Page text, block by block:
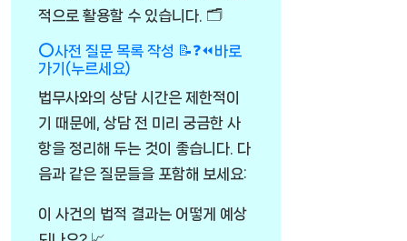
적으로 활용할 수 있습니다. 🗂️
⭕사전 질문 목록 작성 📝❓⏪바로
가기(누르세요)
법무사와의 상담 시간은 제한적이
기 때문에, 상담 전 미리 궁금한 사
항을 정리해 두는 것이 좋습니다. 다
음과 같은 질문들을 포함해 보세요:
이 사건의 법적 결과는 어떻게 예상